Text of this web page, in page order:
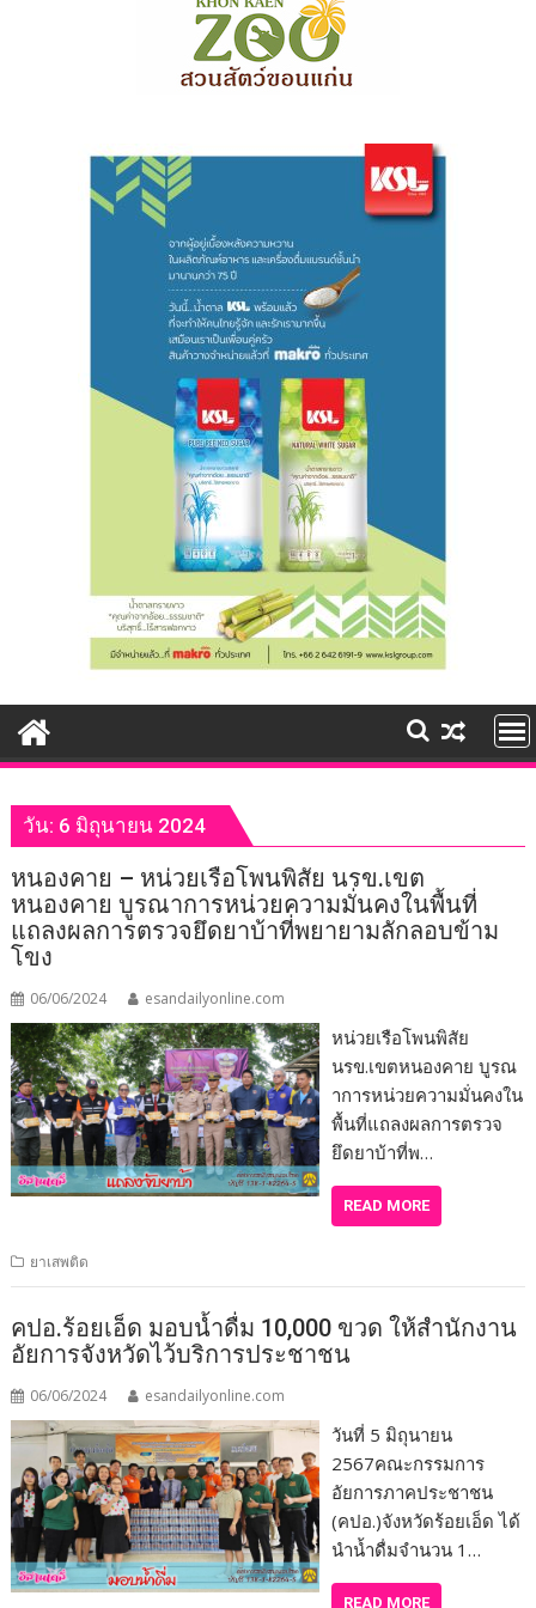
วัน: 6 มิถุนายน 2024
หนองคาย – หน่วยเรือโพนพิสัย นรข.เขต
หนองคาย บูรณาการหน่วยความมั่นคงในพื้นที่
แถลงผลการตรวจยึดยาบ้าที่พยายามลักลอบข้าม
โขง
06/06/2024 esandailyonline.com
หน่วยเรือโพนพิสัย
นรข.เขตหนองคาย บูรณ
าการหน่วยความมั่นคงใน
พื้นที่แถลงผลการตรวจ
ยึดยาบ้าที่พ…
READ MORE
ยาเสพติด
คปอ.ร้อยเอ็ด มอบน้ำดื่ม 10,000 ขวด ให้สำนักงาน
อัยการจังหวัดไว้บริการประชาชน
06/06/2024 esandailyonline.com
วันที่ 5 มิถุนายน
2567คณะกรรมการ
อัยการภาคประชาชน
(คปอ.)จังหวัดร้อยเอ็ด ได้
นำน้ำดื่มจำนวน 1…
READ MORE